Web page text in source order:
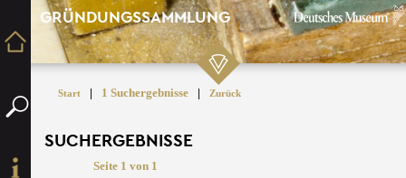
GRÜNDUNGSSAMMLUNG
Start | 1 Suchergebnisse | Zurück
SUCHERGEBNISSE
Seite 1 von 1